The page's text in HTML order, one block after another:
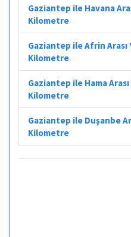
Gaziantep ile Havana
Kilometre
Gaziantep ile Afrin Arası
Kilometre
Gaziantep ile Hama
Kilometre
Gaziantep ile Duşanbe
Kilometre